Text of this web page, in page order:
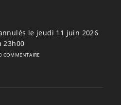
le jeudi 11 juin 2026
23h00
COMMENTAIRE